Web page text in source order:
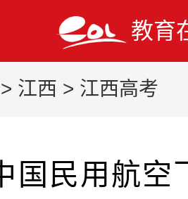
教育
> 江西 > 江西高考
国民用航空